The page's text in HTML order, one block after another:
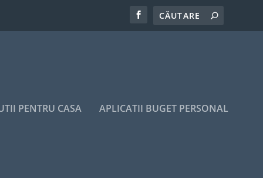
PENTRU CASA APLICATII BUGET PERSONAL